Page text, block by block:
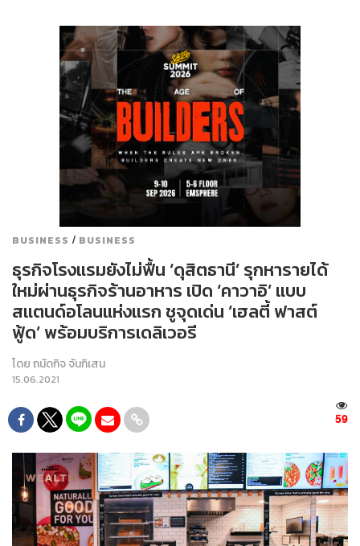
BUSINESS / BUSINESS
ธุรกิจโรงแรมยังไม่ฟื้น ‘ดุสิตธานี’ รุกหารายได้
ใหม่ผ่านธุรกิจร้านอาหาร เปิด ‘คาวาอิ’ แบบ
สแตนด์อโลนแห่งแรก ชูจุดเด่น ‘เฮลตี้ ฟาสต์
ฟู้ด’ พร้อมบริการเดลิเวอรี
โดยถนัดกิจ จันกิเสน
15.06.2021
59